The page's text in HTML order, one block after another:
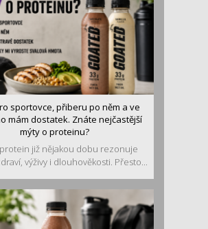
sportovce, přiberu po něm a ve
mám dostatek. Znáte nejčastější
mýty o proteinu?
již nějakou dobu rezonuje
výživy i dlouhověkosti. Přesto...